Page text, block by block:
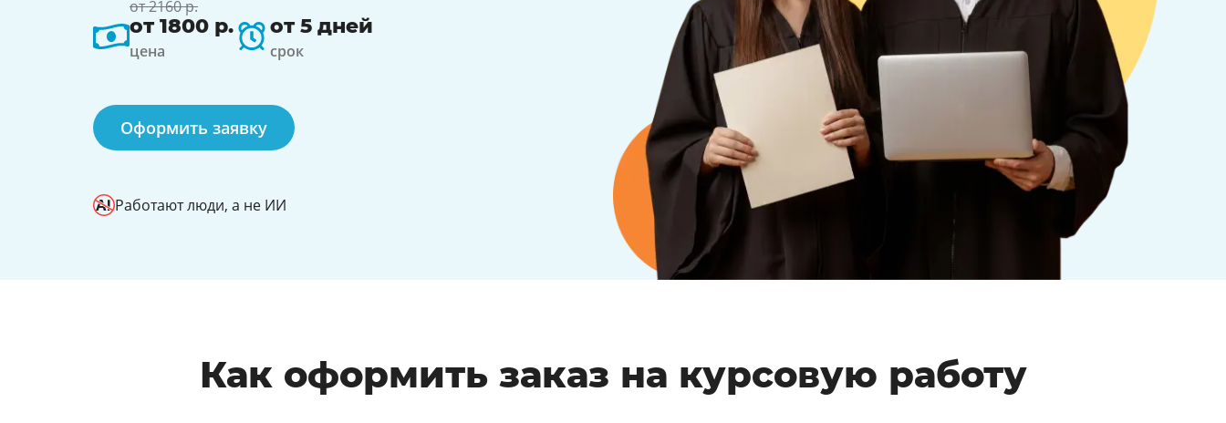
от 2160 р.
от 1800 р.
цена
от 5 дней
срок
Оформить заявку
Работают люди, а не ИИ
Как оформить заказ на курсовую работу